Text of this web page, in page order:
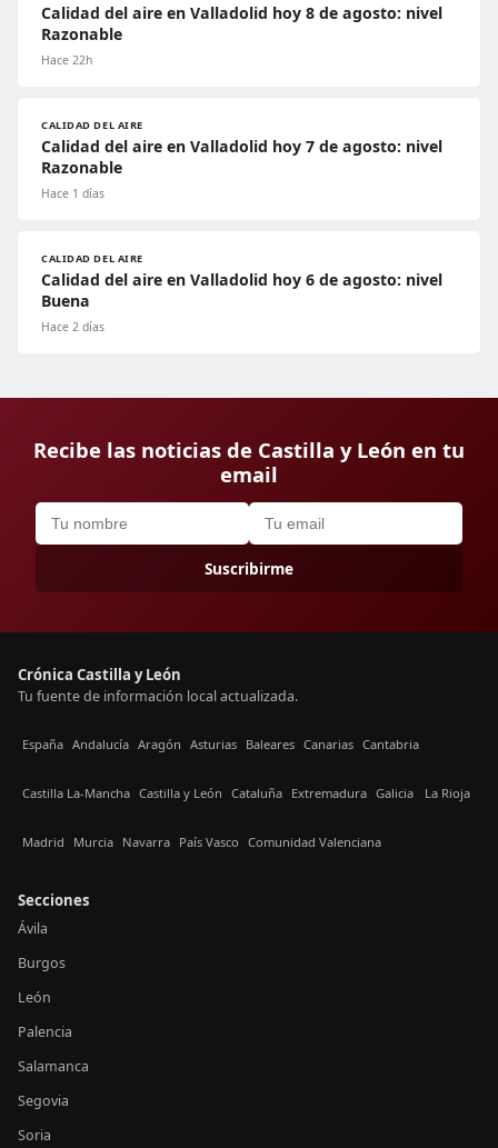
Calidad del aire en Valladolid hoy 8 de agosto: nivel
Razonable
Hace 22h
CALIDAD DEL AIRE
Calidad del aire en Valladolid hoy 7 de agosto: nivel
Razonable
Hace 1 días
CALIDAD DEL AIRE
Calidad del aire en Valladolid hoy 6 de agosto: nivel
Buena
Hace 2 días
Recibe las noticias de Castilla y León en tu
email
Suscribirme
Crónica Castilla y León
Tu fuente de información local actualizada.
España Andalucía Aragón Asturias Baleares Canarias Cantabria
Castilla La-Mancha Castilla y León Cataluña Extremadura Galicia La Rioja
Madrid Murcia Navarra País Vasco Comunidad Valenciana
Secciones
Ávila
Burgos
León
Palencia
Salamanca
Segovia
Soria